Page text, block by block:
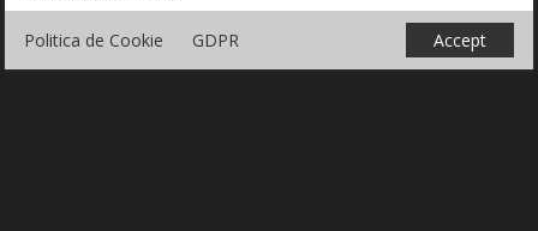
Politica de Cookie GDPR Accept